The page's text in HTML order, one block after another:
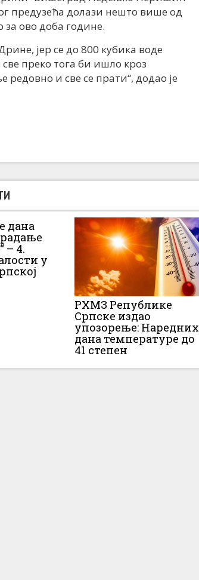
предузећа долази нешто више од
за ово доба године.
јер се до 800 кубика воде
преко тога би ишло кроз
редовно и све се прати“, додао је
дана
– 4.
у
РХМЗ Републике
Српске издао
упозорење: Наредних
дана температуре до
41 степен